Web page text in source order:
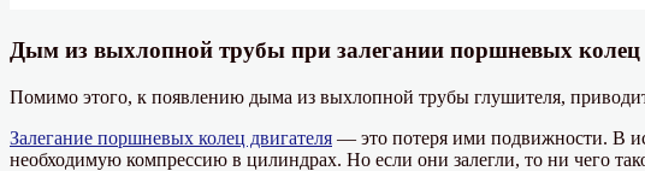
Дым из выхлопной трубы при залегании поршневых колец
Помимо этого, к появлению дыма из выхлопной трубы глушителя,
Залегание поршневых колец двигателя — это потеря ими подвижности. В
необходимую компрессию в цилиндрах. Но если они залегли, то ни чего